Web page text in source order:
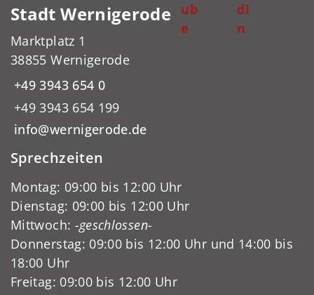
ub
e
dI
n
Stadt Wernigerode
Marktplatz 1
38855 Wernigerode
+49 3943 654 0
+49 3943 654 199
info@wernigerode.de
Sprechzeiten
Montag: 09:00 bis 12:00 Uhr
Dienstag: 09:00 bis 12:00 Uhr
Mittwoch: -geschlossen-
Donnerstag: 09:00 bis 12:00 Uhr und 14:00 bis
18:00 Uhr
Freitag: 09:00 bis 12:00 Uhr